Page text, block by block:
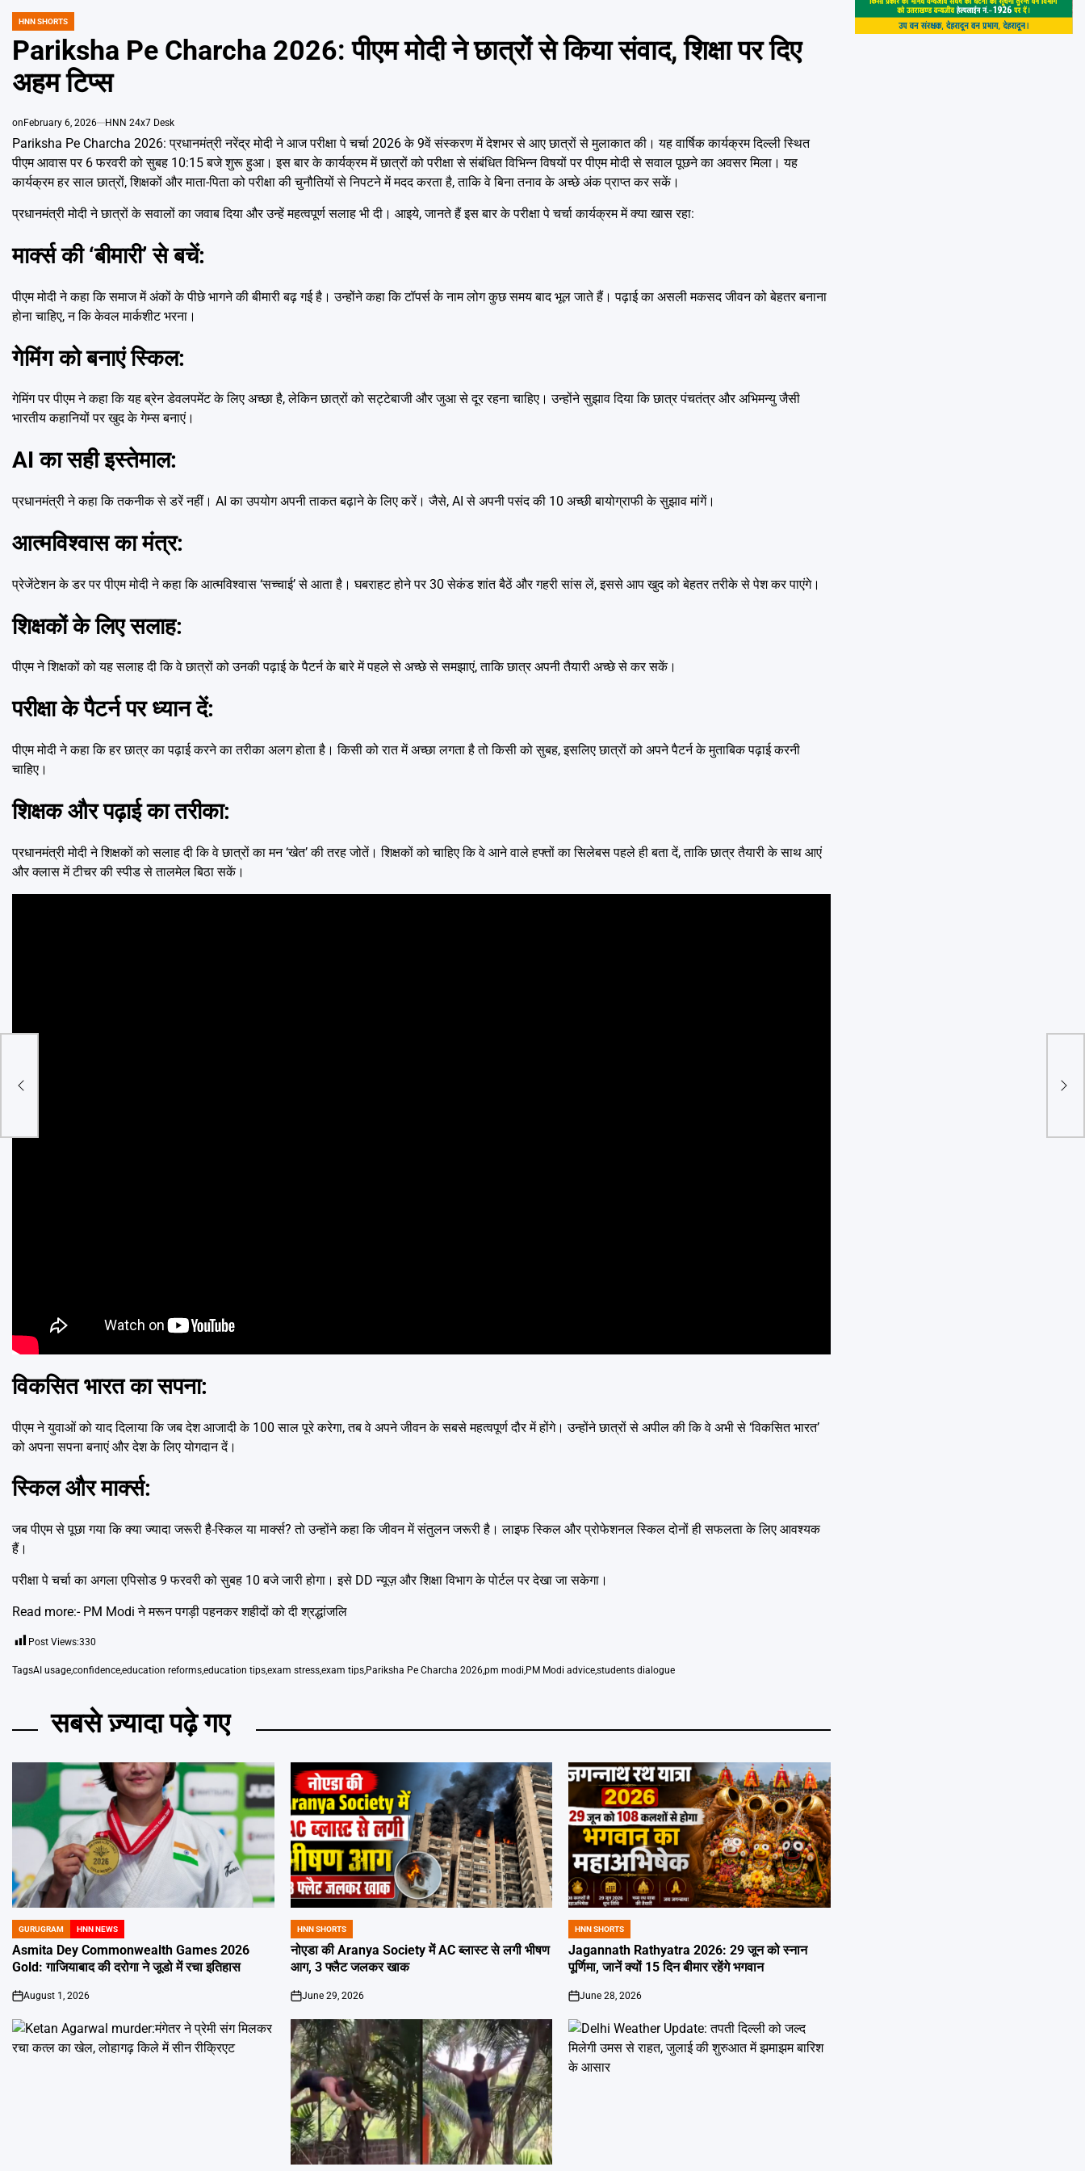
POSTED
IN
HNN SHORTS
Pariksha Pe Charcha 2026: पीएम मोदी ने छात्रों से किया संवाद, शिक्षा पर दिए
अहम टिप्स
on February 6, 2026 HNN 24x7 Desk
Pariksha Pe Charcha 2026: प्रधानमंत्री नरेंद्र मोदी ने आज परीक्षा पे चर्चा 2026 के 9वें संस्करण में देशभर से आए छात्रों से मुलाकात की। यह वार्षिक कार्यक्रम दिल्ली स्थित
पीएम आवास पर 6 फरवरी को सुबह 10:15 बजे शुरू हुआ। इस बार के कार्यक्रम में छात्रों को परीक्षा से संबंधित विभिन्न विषयों पर पीएम मोदी से सवाल पूछने का अवसर मिला। यह
कार्यक्रम हर साल छात्रों, शिक्षकों और माता-पिता को परीक्षा की चुनौतियों से निपटने में मदद करता है, ताकि वे बिना तनाव के अच्छे अंक प्राप्त कर सकें।
प्रधानमंत्री मोदी ने छात्रों के सवालों का जवाब दिया और उन्हें महत्वपूर्ण सलाह भी दी। आइये, जानते हैं इस बार के परीक्षा पे चर्चा कार्यक्रम में क्या खास रहा:
मार्क्स की ‘बीमारी’ से बचें:
पीएम मोदी ने कहा कि समाज में अंकों के पीछे भागने की बीमारी बढ़ गई है। उन्होंने कहा कि टॉपर्स के नाम लोग कुछ समय बाद भूल जाते हैं। पढ़ाई का असली मकसद जीवन को बेहतर बनाना
होना चाहिए, न कि केवल मार्कशीट भरना।
गेमिंग को बनाएं स्किल:
गेमिंग पर पीएम ने कहा कि यह ब्रेन डेवलपमेंट के लिए अच्छा है, लेकिन छात्रों को सट्टेबाजी और जुआ से दूर रहना चाहिए। उन्होंने सुझाव दिया कि छात्र पंचतंत्र और अभिमन्यु जैसी
भारतीय कहानियों पर खुद के गेम्स बनाएं।
AI का सही इस्तेमाल:
प्रधानमंत्री ने कहा कि तकनीक से डरें नहीं। AI का उपयोग अपनी ताकत बढ़ाने के लिए करें। जैसे, AI से अपनी पसंद की 10 अच्छी बायोग्राफी के सुझाव मांगें।
आत्मविश्वास का मंत्र:
प्रेजेंटेशन के डर पर पीएम मोदी ने कहा कि आत्मविश्वास ‘सच्चाई’ से आता है। घबराहट होने पर 30 सेकंड शांत बैठें और गहरी सांस लें, इससे आप खुद को बेहतर तरीके से पेश कर पाएंगे।
शिक्षकों के लिए सलाह:
पीएम ने शिक्षकों को यह सलाह दी कि वे छात्रों को उनकी पढ़ाई के पैटर्न के बारे में पहले से अच्छे से समझाएं, ताकि छात्र अपनी तैयारी अच्छे से कर सकें।
परीक्षा के पैटर्न पर ध्यान दें:
पीएम मोदी ने कहा कि हर छात्र का पढ़ाई करने का तरीका अलग होता है। किसी को रात में अच्छा लगता है तो किसी को सुबह, इसलिए छात्रों को अपने पैटर्न के मुताबिक पढ़ाई करनी
चाहिए।
शिक्षक और पढ़ाई का तरीका:
प्रधानमंत्री मोदी ने शिक्षकों को सलाह दी कि वे छात्रों का मन ‘खेत’ की तरह जोतें। शिक्षकों को चाहिए कि वे आने वाले हफ्तों का सिलेबस पहले ही बता दें, ताकि छात्र तैयारी के साथ आएं
और क्लास में टीचर की स्पीड से तालमेल बिठा सकें।
विकसित भारत का सपना:
पीएम ने युवाओं को याद दिलाया कि जब देश आजादी के 100 साल पूरे करेगा, तब वे अपने जीवन के सबसे महत्वपूर्ण दौर में होंगे। उन्होंने छात्रों से अपील की कि वे अभी से ‘विकसित भारत’
को अपना सपना बनाएं और देश के लिए योगदान दें।
स्किल और मार्क्स:
जब पीएम से पूछा गया कि क्या ज्यादा जरूरी है-स्किल या मार्क्स? तो उन्होंने कहा कि जीवन में संतुलन जरूरी है। लाइफ स्किल और प्रोफेशनल स्किल दोनों ही सफलता के लिए आवश्यक
हैं।
परीक्षा पे चर्चा का अगला एपिसोड 9 फरवरी को सुबह 10 बजे जारी होगा। इसे DD न्यूज़ और शिक्षा विभाग के पोर्टल पर देखा जा सकेगा।
Read more:- PM Modi ने मरून पगड़ी पहनकर शहीदों को दी श्रद्धांजलि
Post Views:330
TagsAI usage,confidence,education reforms,education tips,exam stress,exam tips,Pariksha Pe Charcha 2026,pm modi,PM Modi advice,students dialogue
सबसे ज़्यादा पढ़े गए
POSTED
IN
GURUGRAM HNN NEWS
Asmita Dey Commonwealth Games 2026
Gold: गाजियाबाद की दरोगा ने जूडो में रचा इतिहास
on
August 1, 2026
POSTED
IN
HNN SHORTS
नोएडा की Aranya Society में AC ब्लास्ट से लगी भीषण
आग, 3 फ्लैट जलकर खाक
on
June 29, 2026
POSTED
IN
HNN SHORTS
Jagannath Rathyatra 2026: 29 जून को स्नान
पूर्णिमा, जानें क्यों 15 दिन बीमार रहेंगे भगवान
on
June 28, 2026